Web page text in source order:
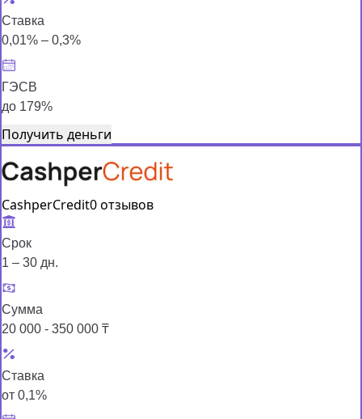
Ставка
0,01% – 0,3%
ГЭСВ
до 179%
Получить деньги
CashperCredit0 отзывов
Срок
1 – 30 дн.
Сумма
20 000 - 350 000 ₸
Ставка
от 0,1%